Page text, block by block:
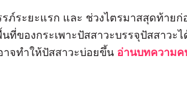
ภ์ระยะแรก และ ช่วงไตรมาสสุดท้ายก่
ของกระเพาะปัสสาวะบรรจุปัสสาวะไ
จทำให้ปัสสาวะบ่อยขึ้น อ่านบทความค